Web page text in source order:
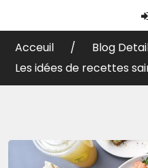
Acceuil
Blog
Les idées de recettes